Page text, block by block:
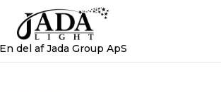
En del af Jada Group ApS